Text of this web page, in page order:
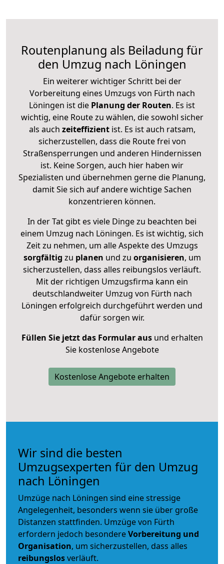
Routenplanung als Beiladung für
den Umzug nach Löningen
Ein weiterer wichtiger Schritt bei der
Vorbereitung eines Umzugs von Fürth nach
Löningen ist die Planung der Routen. Es ist
wichtig, eine Route zu wählen, die sowohl sicher
als auch zeiteffizientist. Es ist auch ratsam,
sicherzustellen, dass die Route frei von
Straßensperrungen und anderen Hindernissen
ist. Keine Sorgen, auch hier haben wir
Spezialisten und übernehmen gerne die Planung,
damit Sie sich auf andere wichtige Sachen
konzentrieren können.
In der Tat gibt es viele Dinge zu beachten bei
einem Umzug nach Löningen. Es ist wichtig, sich
Zeit zu nehmen, um alle Aspekte des Umzugs
sorgfältig zu planen und zu organisieren, um
sicherzustellen, dass alles reibungslos verläuft.
Mit der richtigen Umzugsfirma kann ein
deutschlandweiter Umzug von Fürth nach
Löningen erfolgreich durchgeführt werden und
dafür sorgen wir.
Füllen Sie jetzt das Formular ausund erhalten
Sie kostenlose Angebote
Kostenlose Angebote erhalten
Wir sind die besten
Umzugsexperten für den Umzug
nach Löningen
Umzüge nach Löningen sind eine stressige
Angelegenheit, besonders wenn sie über große
Distanzen stattfinden. Umzüge von Fürth
erfordern jedoch besondereVorbereitung und
Organisation, um sicherzustellen, dass alles
reibungslosverläuft.